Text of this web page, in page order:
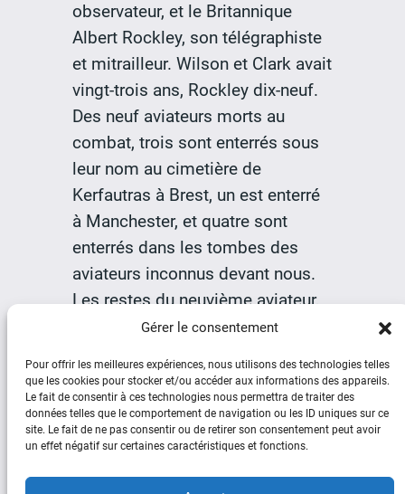
Gérer le consentement
Pour offrir les meilleures expériences, nous utilisons des technologies telles
que les cookies pour stocker et/ou accéder aux informations des appareils.
Le fait de consentir à ces technologies nous permettra de traiter des
données telles que le comportement de navigation ou les ID uniques sur ce
site. Le fait de ne pas consentir ou de retirer son consentement peut avoir
un effet négatif sur certaines caractéristiques et fonctions.
observateur, et le Britannique
Albert Rockley, son télégraphiste
et mitrailleur. Wilson et Clark avait
vingt-trois ans, Rockley dix-neuf.
Des neuf aviateurs morts au
combat, trois sont enterrés sous
leur nom au cimetière de
Kerfautras à Brest, un est enterré
à Manchester, et quatre sont
enterrés dans les tombes des
aviateurs inconnus devant nous.
Les restes du neuvième aviateur,
quant à eux, n’ont jamais été